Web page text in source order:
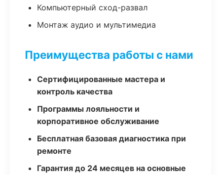
Компьютерный сход-развал
Монтаж аудио и мультимедиа
Преимущества работы с нами
Сертифицированные мастера и
контроль качества
Программы лояльности и
корпоративное обслуживание
Бесплатная базовая диагностика при
ремонте
Гарантия до 24 месяцев на основные